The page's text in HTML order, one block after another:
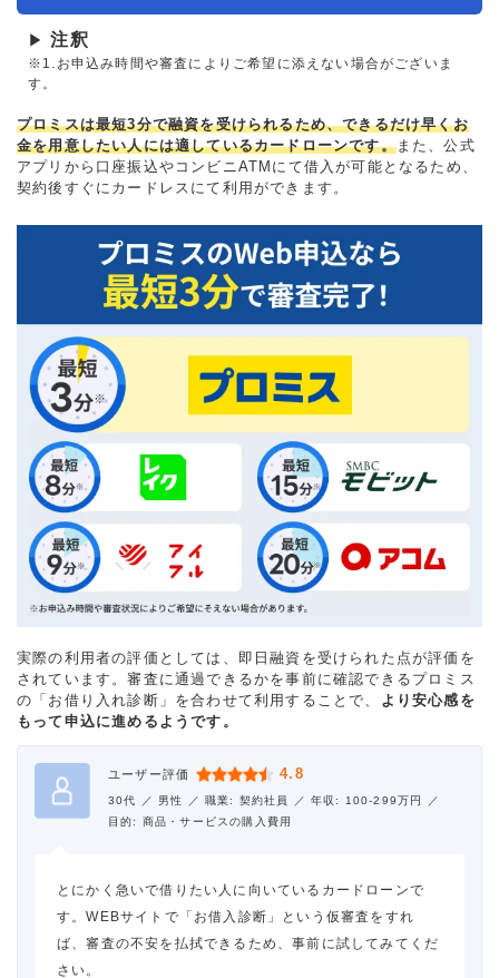
▶ 注釈
※1.お申込み時間や審査によりご希望に添えない場合がございま
す。
プロミスは最短3分で融資を受けられるため、できるだけ早くお
金を用意したい人には適しているカードローンです。また、公式
アプリから口座振込やコンビニATMにて借入が可能となるため、
契約後すぐにカードレスにて利用ができます。
実際の利用者の評価としては、即日融資を受けられた点が評価を
されています。審査に通過できるかを事前に確認できるプロミス
の「お借り入れ診断」を合わせて利用することで、 より安心感を
もって申込に進めるようです。
ユーザー評価 4.8
30代 ／ 男性 ／ 職業: 契約社員 ／ 年収: 100-299万円 ／
目的: 商品・サービスの購入費用
とにかく急いで借りたい人に向いているカードローンで
す。WEBサイトで「お借入診断」という仮審査をすれ
ば、審査の不安を払拭できるため、事前に試してみてくだ
さい。